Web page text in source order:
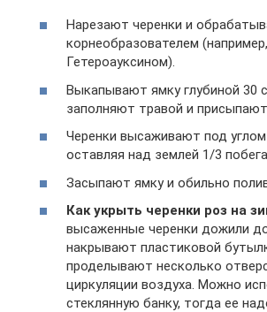
Нарезают черенки и
корнеобразователем (например,
Гетероауксином).
Выкапывают ямку глубиной 30
заполняют травой и
Черенки высаживают под углом
оставляя над землей 1/3
Засыпают ямку и обильно
Как укрыть черенки роз на
высаженные черенки дожили
накрывают пластиковой
проделывают несколько
циркуляции воздуха. Можно
стеклянную банку, тогда ее